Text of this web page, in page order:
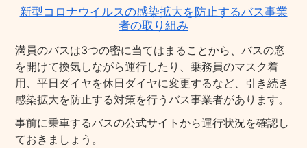
新型コロナウイルスの感染拡大を防止するバス事業
者の取り組み
満員のバスは3つの密に当てはまることから、バスの窓
を開けて換気しながら運行したり、乗務員のマスク着
用、平日ダイヤを休日ダイヤに変更するなど、引き続き
感染拡大を防止する対策を行うバス事業者があります。
事前に乗車するバスの公式サイトから運行状況を確認し
ておきましょう。